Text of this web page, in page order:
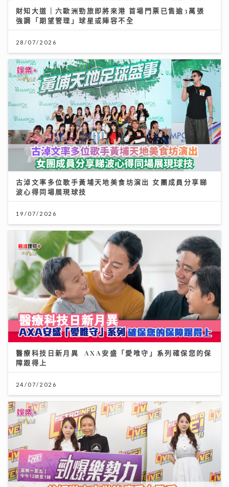
財知大道｜六歐洲勁旅即將來港 首場門票已售逾3萬張
強調「期望管理」球星或陣容不全
28/07/2026
古淖文率多位歌手黃埔天地美食坊演出 女團成員分享睇
波心得同場展現球技
19/07/2026
醫療科技日新月異 AXA安盛「愛唯守」系列確保您的保
障跟得上
24/07/2026